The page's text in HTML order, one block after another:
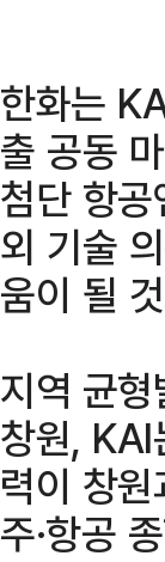
한화는
출 공동
첨단 항
외 기술
움이 될
지역 균
창원,
력이 창
주·항공